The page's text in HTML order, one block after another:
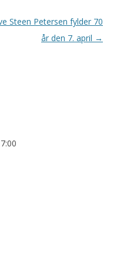
Steen Petersen fylder 70
år den 7. april →